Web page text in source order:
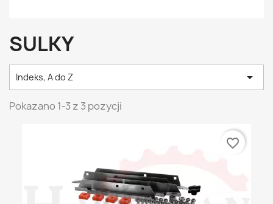
SULKY
Indeks, A do Z 
Pokazano 1-3 z 3 pozycji
favorite_border